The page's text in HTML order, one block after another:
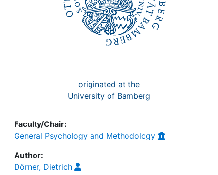
originated at the
University of Bamberg
Faculty/Chair:
General Psychology and Methodology
Author:
Dörner, Dietrich